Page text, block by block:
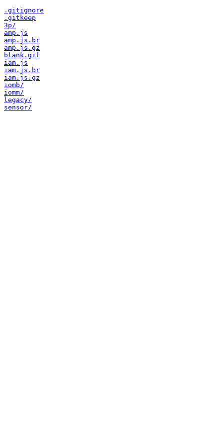
.gitignore
.gitkeep
3p/
amp.js
amp.js.br
amp.js.gz
blank.gif
iam.js
iam.js.br
iam.js.gz
iomb/
iomm/
legacy/
sensor/